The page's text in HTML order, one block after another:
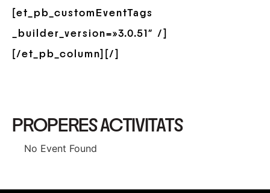
[et_pb_customEventTags
_builder_version=»3.0.51″ /]
[/et_pb_column][/]
PROPERES ACTIVITATS
No Event Found